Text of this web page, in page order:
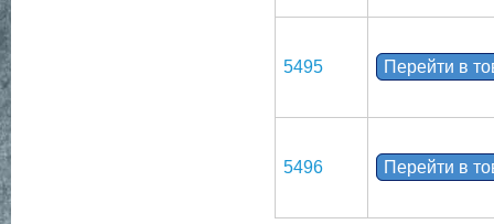
5495 Перейти в
5496 Перейти в